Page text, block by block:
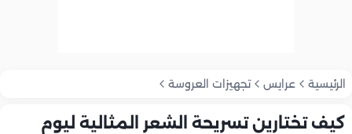
الرئيسية عرايس تجهيزات العروسة
كيف تختارين تسريحة الشعر المثالية ليوم